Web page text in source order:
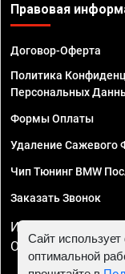
Правовая
Договор-Оферта
Политика
Персональных
Формы Оплаты
Удаление Сажевого
Чип Тюнинг BMW
Заказать Звонок
ИП Смирнов
ОГРНИП
Сайт
оптимальной